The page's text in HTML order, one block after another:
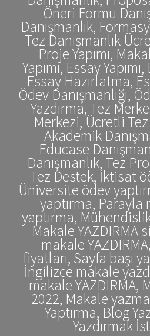
Öneri Formu
Danışmanlık,
Tez Danışmanlık
Proje Yapımı,
Yapımı, Essay
Essay Hazırlatma,
Ödev Danışmanlığı,
Yazdırma, Tez
Merkezi, Ücretli Tez
Akademik
Educase
Danışmanlık, Tez
Tez Destek, İktisat
Üniversite ödev
yaptırma,
yaptırma,
Makale YAZDIRMA
makale
fiyatları, Sayfa başı
İngilizce makale
makale YAZDIRMA,
2022, Makale
Yaptırma, Blog
Yazdırmak